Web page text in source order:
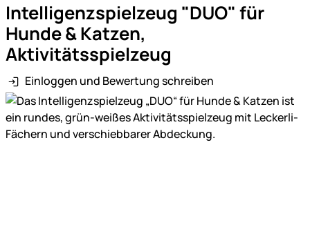
Intelligenzspielzeug "DUO" für
Hunde & Katzen,
Aktivitätsspielzeug
Einloggen und Bewertung schreiben
Produktgalerie